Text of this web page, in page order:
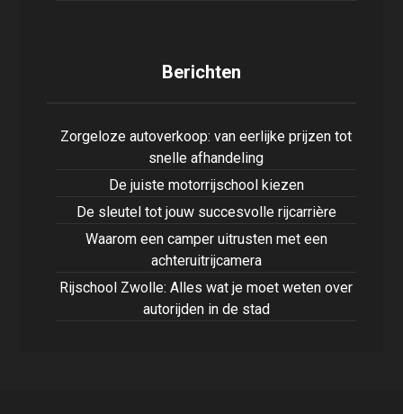
Berichten
Zorgeloze autoverkoop: van eerlijke prijzen tot
snelle afhandeling
De juiste motorrijschool kiezen
De sleutel tot jouw succesvolle rijcarrière
Waarom een camper uitrusten met een
achteruitrijcamera
Rijschool Zwolle: Alles wat je moet weten over
autorijden in de stad